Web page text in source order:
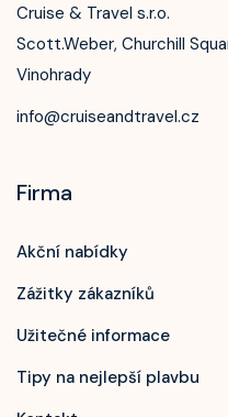
Cruise & Travel s.r.o.
Scott.Weber, Churchill
Vinohrady
info@cruiseandtravel.cz
Firma
Akční nabídky
Zážitky zákazníků
Užitečné informace
Tipy na nejlepší plavbu